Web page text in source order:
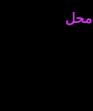
محل